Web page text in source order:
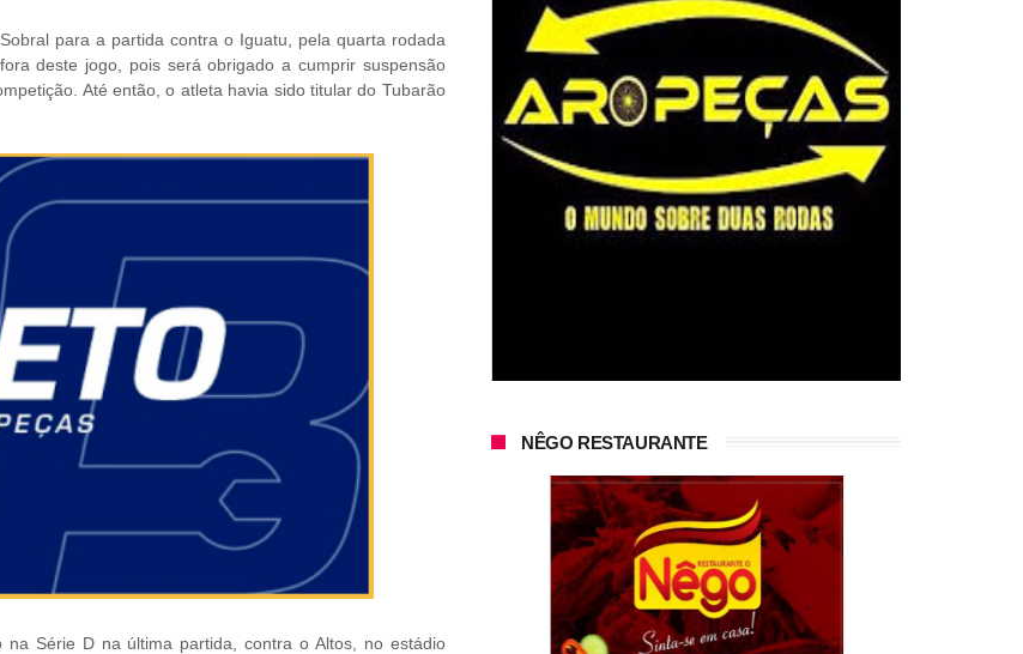
para a partida contra o Iguatu, pela quarta rodada
deste jogo, pois será obrigado a cumprir suspensão
Até então, o atleta havia sido titular do Tubarão
Série D na última partida, contra o Altos, no estádio
NÊGO RESTAURANTE